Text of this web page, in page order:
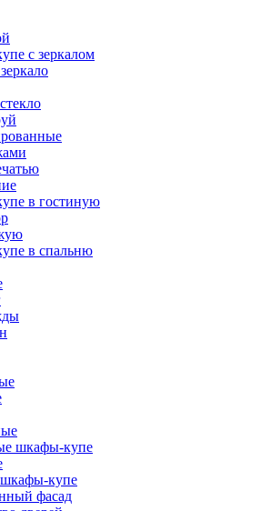
с зеркалом
в гостиную
в спальню
шкафы-купе
купе
фасад